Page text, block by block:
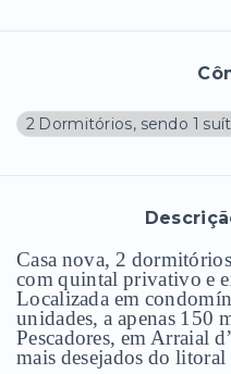
2 Dormitórios, sendo 1
Casa nova, 2
com quintal privativo e
Localizada em
unidades, a apenas 150
Pescadores, em Arraial
mais desejados do